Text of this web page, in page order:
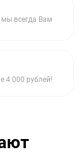
всегда Вам
4 000 рублей!